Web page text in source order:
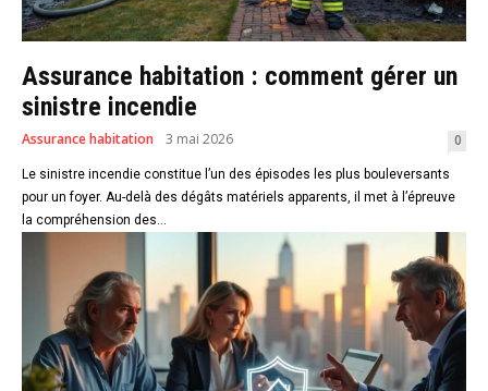
Assurance habitation : comment gérer un
sinistre incendie
Assurance habitation 3 mai 2026 0
Le sinistre incendie constitue l’un des épisodes les plus bouleversants
pour un foyer. Au-delà des dégâts matériels apparents, il met à l’épreuve
la compréhension des...